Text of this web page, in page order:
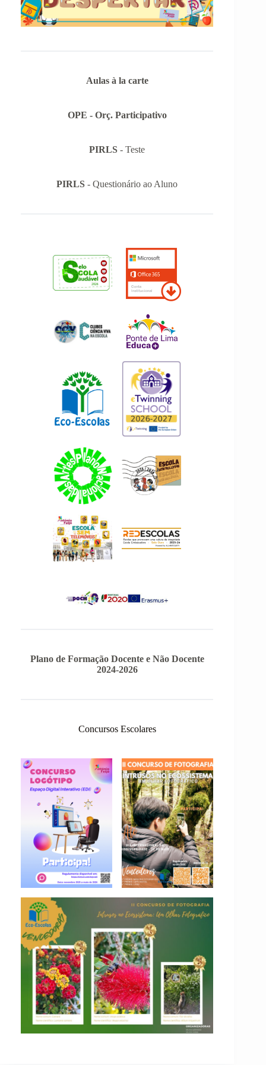
Aulas à la carte
OPE - Orç. Participativo
PIRLS - Teste
PIRLS - Questionário ao Aluno
Plano de Formação Docente e Não Docente
2024-2026
Concursos Escolares